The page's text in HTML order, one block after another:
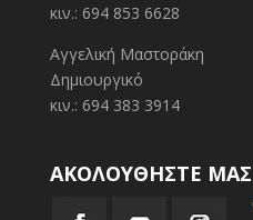
κιν.: 694 853 6628
Αγγελική Μαστοράκη
Δημιουργικό
κιν.: 694 383 3914
ΑΚΟΛΟΥΘΗΣΤΕ ΜΑΣ